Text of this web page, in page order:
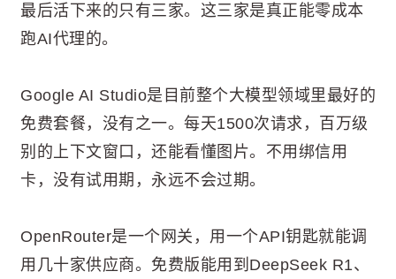
最后活下来的只有三家。这三家是真正能零成本
跑AI代理的。
Google AI Studio是目前整个大模型领域里最好的
免费套餐，没有之一。每天1500次请求，百万级
别的上下文窗口，还能看懂图片。不用绑信用
卡，没有试用期，永远不会过期。
OpenRouter是一个网关，用一个API钥匙就能调
用几十家供应商。免费版能用到DeepSeek R1、